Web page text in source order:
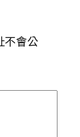
不會公